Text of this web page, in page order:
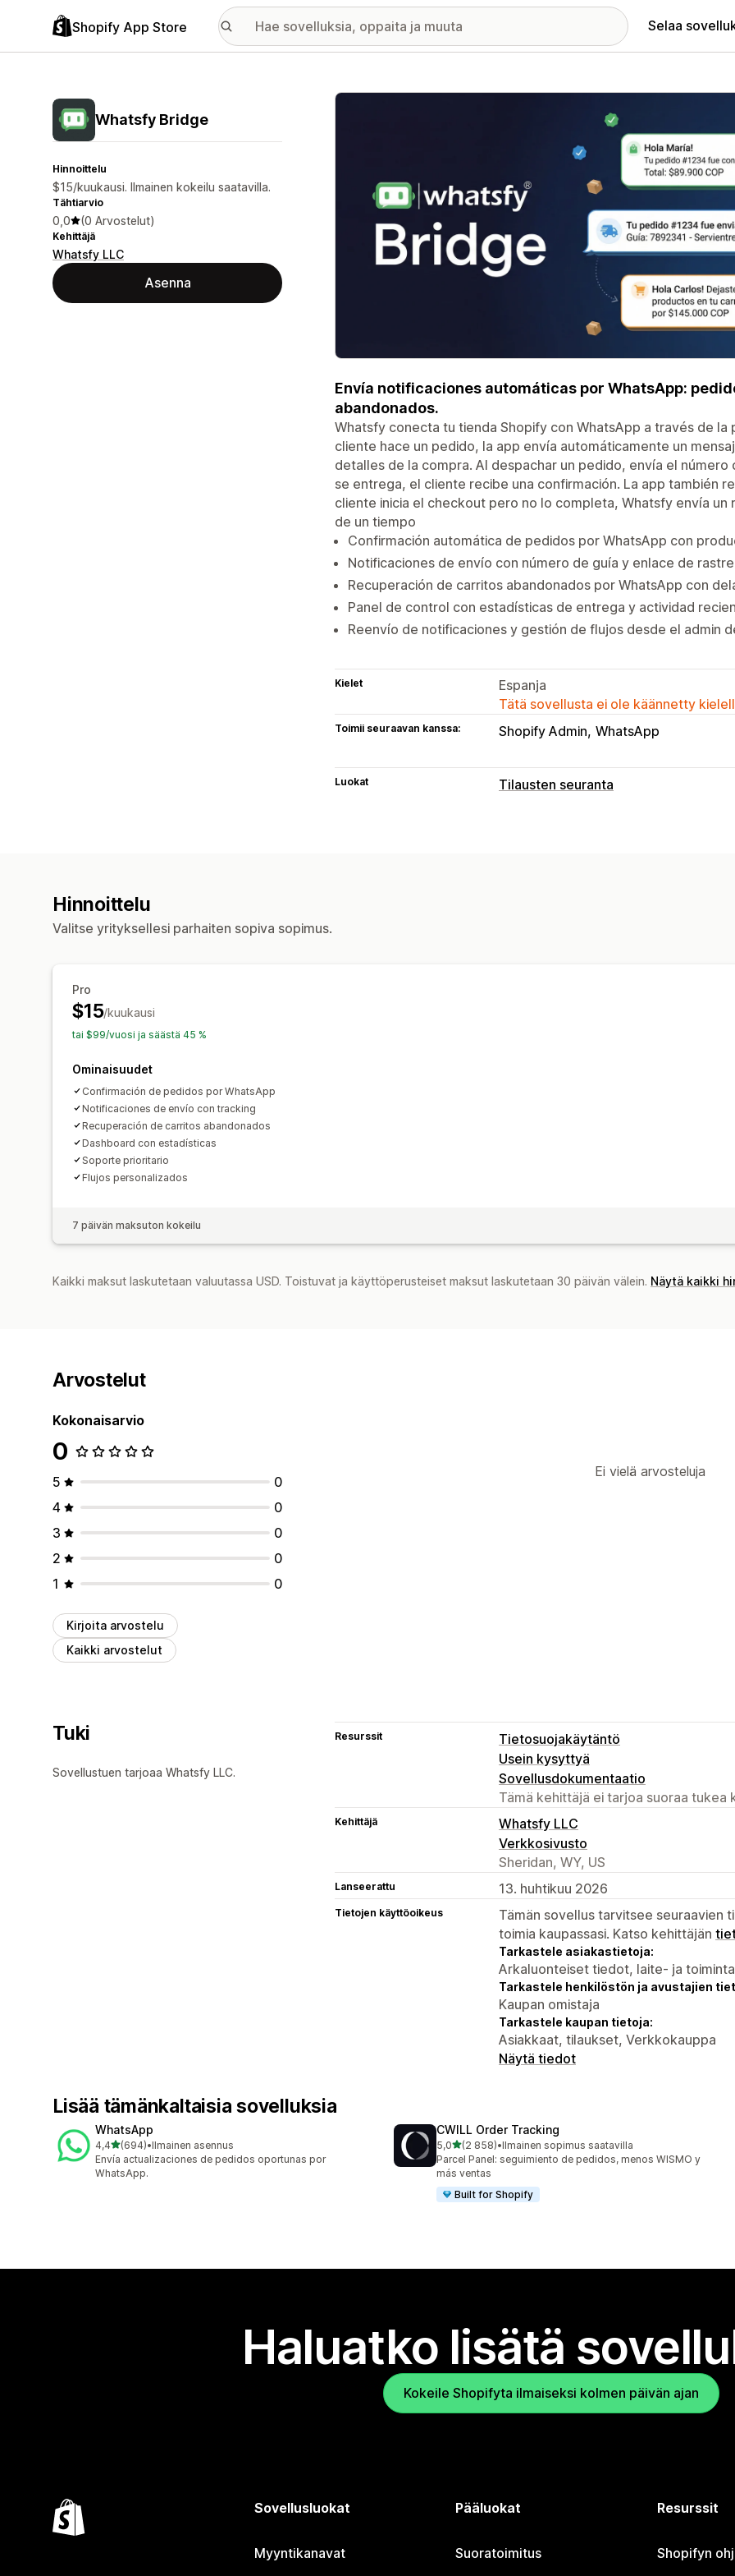
Shopify App Store Selaa
Whatsfy Bridge
Hinnoittelu
$15/kuukausi. Ilmainen kokeilu saatavilla.
Tähtiarvio
0,0 (0 Arvostelut)
Kehittäjä
Whatsfy LLC
Asenna
Esittelykuvagalleria
Envía notificaciones automáticas por WhatsApp:
abandonados.
Whatsfy conecta tu tienda Shopify con WhatsApp a través de la
cliente hace un pedido, la app envía automáticamente un
detalles de la compra. Al despachar un pedido, envía el
se entrega, el cliente recibe una confirmación. La app también
cliente inicia el checkout pero no lo completa, Whatsfy envía
de un tiempo
Confirmación automática de pedidos por WhatsApp con
Notificaciones de envío con número de guía y enlace de
Recuperación de carritos abandonados por WhatsApp con
Panel de control con estadísticas de entrega y actividad
Reenvío de notificaciones y gestión de flujos desde el admin
Kielet
Espanja
Tätä sovellusta ei ole käännetty
Toimii seuraavan kanssa: Shopify Admin WhatsApp
Luokat Tilausten seuranta
Hinnoittelu
Valitse yrityksellesi parhaiten sopiva sopimus.
Pro
$15/kuukausi
tai $99/vuosi ja säästä 45 %
Ominaisuudet
Confirmación de pedidos por WhatsApp
Notificaciones de envío con tracking
Recuperación de carritos abandonados
Dashboard con estadísticas
Soporte prioritario
Flujos personalizados
7 päivän maksuton kokeilu
Kaikki maksut laskutetaan valuutassa USD. Toistuvat ja käyttöperusteiset maksut laskutetaan 30 päivän välein. Näytä kaikki
Arvostelut
Kokonaisarvio
0
5
0
4
0
3
0
2
0
1
0
Kirjoita arvostelu
Kaikki arvostelut
Ei vielä arvosteluja
Tuki
Sovellustuen tarjoaa Whatsfy LLC.
Resurssit
Tietosuojakäytäntö
Usein kysyttyä
Sovellusdokumentaatio
Tämä kehittäjä ei tarjoa suoraa tukea
Kehittäjä
Whatsfy LLC
Verkkosivusto
Sheridan, WY, US
Lanseerattu 13. huhtikuu 2026
Tietojen käyttöoikeus
Tämän sovellus tarvitsee
toimia kaupassasi. Katso kehittäjän
Tarkastele asiakastietoja:
Arkaluonteiset tiedot, laite- ja
Tarkastele henkilöstön ja avustajien
Kaupan omistaja
Tarkastele kaupan tietoja:
Asiakkaat, tilaukset, Verkkokauppa
Näytä tiedot
Lisää tämänkaltaisia sovelluksia
WhatsApp
4,4/ 5 tähteä
(694)
694 arvostelua yhteensä
•Ilmainen asennus
Envía actualizaciones de pedidos oportunas por
WhatsApp.
CWILL Order Tracking
5,0/ 5 tähteä
(2 858)
2858 arvostelua yhteensä
•Ilmainen sopimus saatavilla
Parcel Panel: seguimiento de pedidos, menos WISMO y
más ventas
Built for Shopify
Haluatko lisätä
Kokeile Shopifyta ilmaiseksi kolmen päivän ajan
Sovellusluokat
Myyntikanavat
Pääluokat
Suoratoimitus
Resurssit
Shopifyn